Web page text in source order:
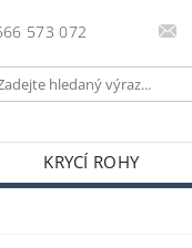
573 072
KRYCÍ ROHY
A PLATBA CZ/SK